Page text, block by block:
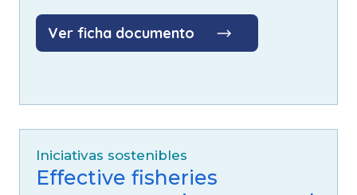
Ver ficha documento
Iniciativas sostenibles
Effective fisheries